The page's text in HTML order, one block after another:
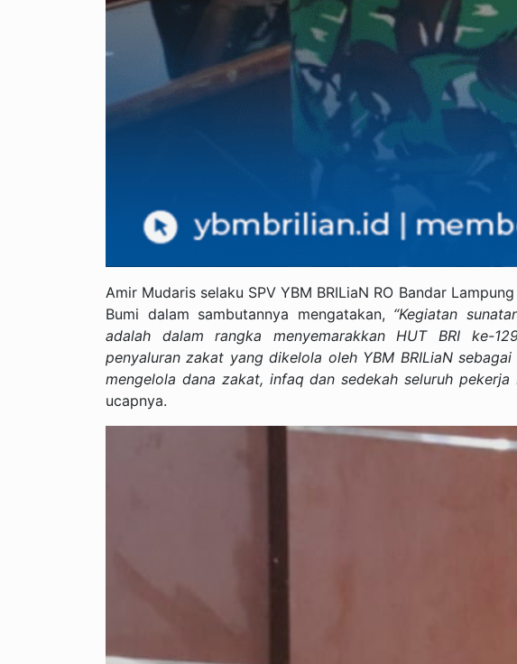
Amir Mudaris selaku SPV YBM BRILiaN RO Bandar
Bumi dalam sambutannya mengatakan, “Kegiatan
adalah dalam rangka menyemarakkan HUT BRI ke-
penyaluran zakat yang dikelola oleh YBM BRILiaN
mengelola dana zakat, infaq dan sedekah seluruh pekerja
ucapnya.